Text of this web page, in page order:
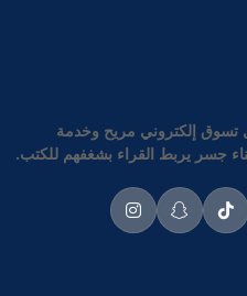
تسوق إلكتروني مريح وخدمة
جسر يربط القراء بشغفهم للكتب.